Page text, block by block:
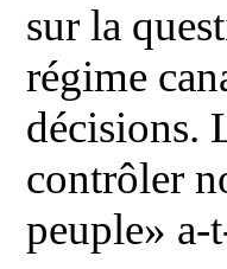
sur la
régime
décisions.
contrôler
peuple» a-